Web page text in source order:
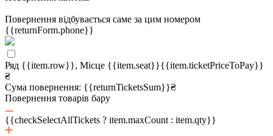
Повернення відбувається саме за цим номером
{{returnForm.phone}}
Ряд {{item.row}}, Місце {{item.seat}}{{item.ticketPriceToPay}}
₴
Сума повернення: {{returnTicketsSum}}₴
Повернення товарів бару
{{checkSelectAllTickets ? item.maxCount : item.qty}}